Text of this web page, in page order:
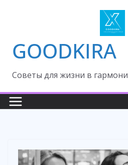
GOODKIRA
Cоветы для жизни в